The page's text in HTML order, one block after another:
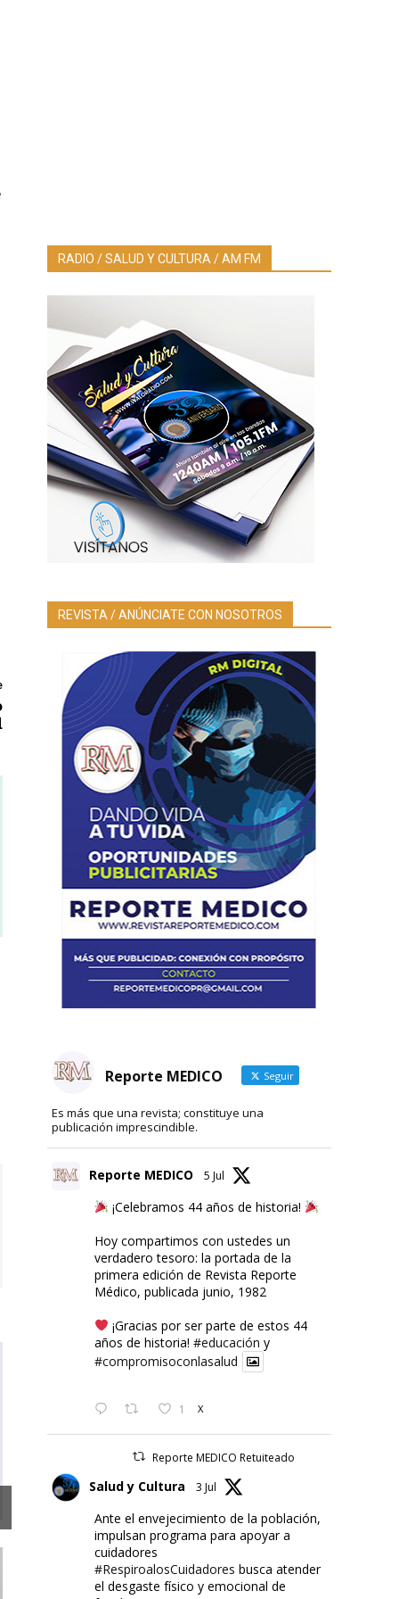
RADIO / SALUD Y CULTURA / AM FM
REVISTA / ANÚNCIATE CON NOSOTROS
Reporte MEDICO Seguir
Es más que una revista; constituye una
publicación imprescindible.
Reporte MEDICO 5 Jul
¡Celebramos 44 años de historia!
Hoy compartimos con ustedes un
verdadero tesoro: la portada de la
primera edición de Revista Reporte
Médico, publicada junio, 1982
¡Gracias por ser parte de estos 44
años de historia! #educación y
#compromisoconlasalud
1 X
Reporte MEDICO Retuiteado
Salud y Cultura 3 Jul
Ante el envejecimiento de la población,
impulsan programa para apoyar a
cuidadores
#RespiroalosCuidadores busca atender
el desgaste físico y emocional de